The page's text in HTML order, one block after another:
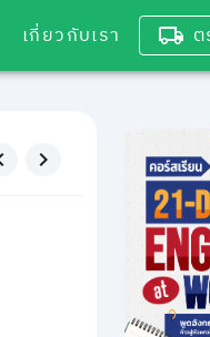
เกี่ยวกับเรา